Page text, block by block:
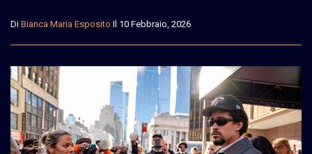
Di Bianca Maria Esposito Il 10 Febbraio, 2026